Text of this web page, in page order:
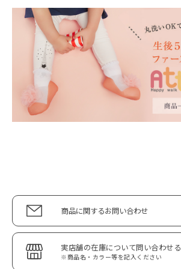
商品に関するお問い合わせ
実店舗の在庫について問い合わせる
※商品名・カラー等を記入ください